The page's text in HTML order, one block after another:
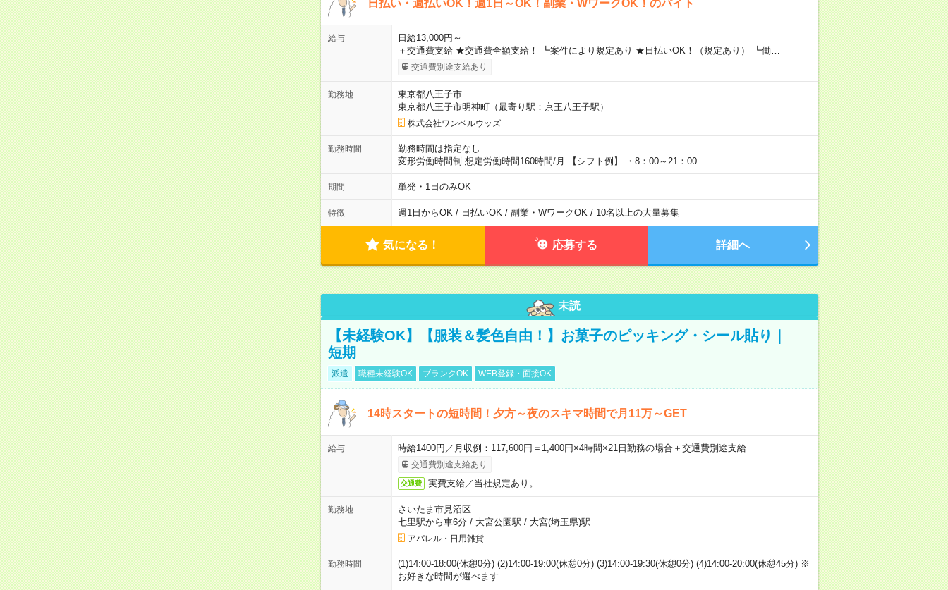
日払い・週払いOK！週1日～OK！副業・WワークOK！のバイト
給与
日給13,000円～
＋交通費支給 ★交通費全額支給！ ┗案件により規定あり ★日払いOK！（規定あり） ┗働…
交通費別途支給あり
勤務地
東京都八王子市
東京都八王子市明神町（最寄り駅：京王八王子駅）
株式会社ワンベルウッズ
勤務時間
勤務時間は指定なし
変形労働時間制 想定労働時間160時間/月 【シフト例】 ・8：00～21：00
期間 単発・1日のみOK
特徴 週1日からOK / 日払いOK / 副業・WワークOK / 10名以上の大量募集
気になる！ 応募する 詳細へ
未読
【未経験OK】【服装＆髪色自由！】お菓子のピッキング・シール貼り｜
短期
派遣 職種未経験OK ブランクOK WEB登録・面接OK
14時スタートの短時間！夕方～夜のスキマ時間で月11万～GET
給与 時給1400円／月収例：117,600円＝1,400円×4時間×21日勤務の場合＋交通費別途支給
交通費別途支給あり
交通費 実費支給／当社規定あり。
勤務地
さいたま市見沼区
七里駅から車6分/ 大宮公園駅 / 大宮(埼玉県)駅
アパレル・日用雑貨
勤務時間
(1)14:00-18:00(休憩0分) (2)14:00-19:00(休憩0分) (3)14:00-19:30(休憩0分) (4)14:00-20:00(休憩45分) ※
お好きな時間が選べます